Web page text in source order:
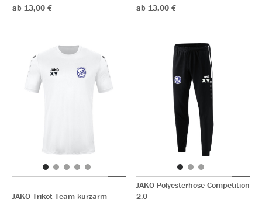
ab 13,00 €
ab 13,00 €
JAKO Trikot Team kurzarm
JAKO Polyesterhose Competition
2.0